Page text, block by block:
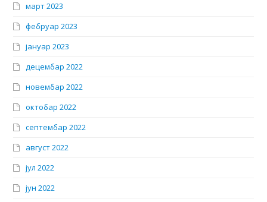
март 2023
фебруар 2023
јануар 2023
децембар 2022
новембар 2022
октобар 2022
септембар 2022
август 2022
јул 2022
јун 2022